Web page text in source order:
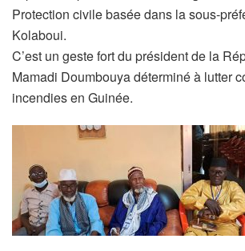
Protection civile basée dans la sous-
Kolaboui.
C’est un geste fort du président de la
Mamadi Doumbouya déterminé à lutter
incendies en Guinée.